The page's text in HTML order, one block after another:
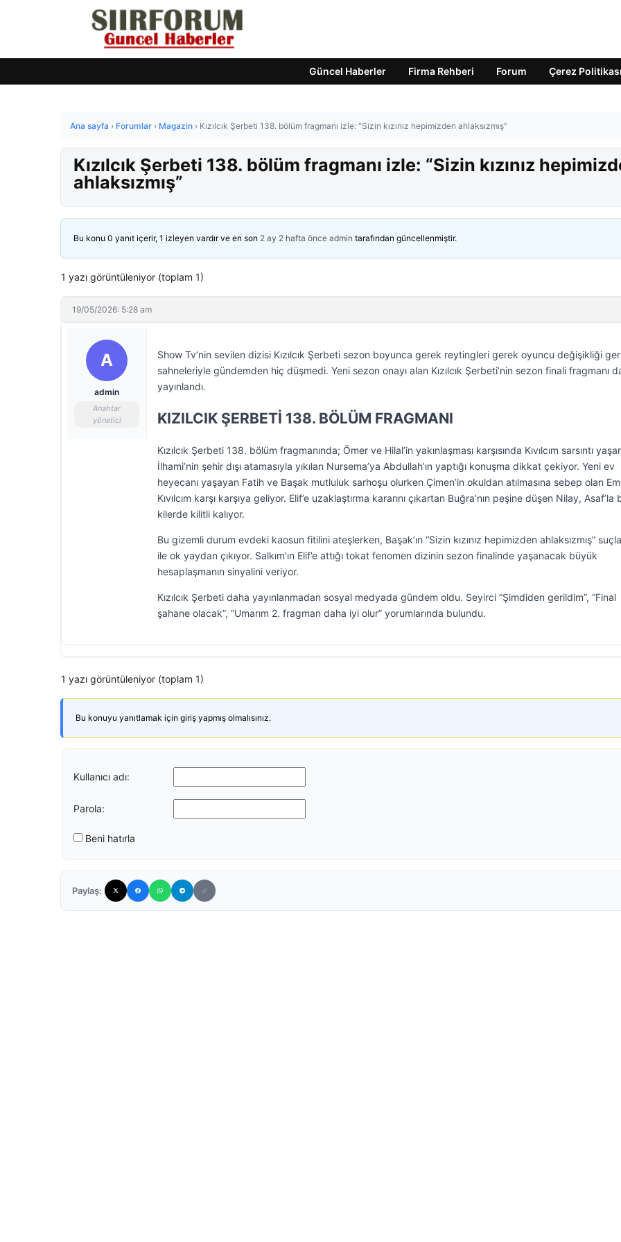
Güncel Haberler Firma Rehberi Forum Çerez Politikası
Ana sayfa › Forumlar › Magazin › Kızılcık Şerbeti 138. bölüm fragmanı izle: “Sizin kızınız hepimizden ahlaksızmış”
Kızılcık Şerbeti 138. bölüm fragmanı izle: “Sizin kızınız
ahlaksızmış”
Bu konu 0 yanıt içerir, 1 izleyen vardır ve en son 2 ay 2 hafta önce admin tarafından güncellenmiştir.
1 yazı görüntüleniyor (toplam 1)
19/05/2026: 5:28 am
A
admin
Anahtar
yönetici
Show Tv’nin sevilen dizisi Kızılcık Şerbeti sezon boyunca gerek reytingleri gerek oyuncu değişikliği
sahneleriyle gündemden hiç düşmedi. Yeni sezon onayı alan Kızılcık Şerbeti’nin sezon finali fragmanı
yayınlandı.
KIZILCIK ŞERBETİ 138. BÖLÜM FRAGMANI
Kızılcık Şerbeti 138. bölüm fragmanında; Ömer ve Hilal’in yakınlaşması karşısında Kıvılcım sarsıntı
İlhami’nin şehir dışı atamasıyla yıkılan Nursema’ya Abdullah’ın yaptığı konuşma dikkat çekiyor. Yeni ev
heyecanı yaşayan Fatih ve Başak mutluluk sarhoşu olurken Çimen’in okuldan atılmasına sebep olan
Kıvılcım karşı karşıya geliyor. Elif’e uzaklaştırma kararını çıkartan Buğra’nın peşine düşen Nilay, Asaf’la
kilerde kilitli kalıyor.
Bu gizemli durum evdeki kaosun fitilini ateşlerken, Başak’ın “Sizin kızınız hepimizden ahlaksızmış”
ile ok yaydan çıkıyor. Salkım’ın Elif’e attığı tokat fenomen dizinin sezon finalinde yaşanacak büyük
hesaplaşmanın sinyalini veriyor.
Kızılcık Şerbeti daha yayınlanmadan sosyal medyada gündem oldu. Seyirci “Şimdiden gerildim”, “Final
şahane olacak”, “Umarım 2. fragman daha iyi olur” yorumlarında bulundu.
1 yazı görüntüleniyor (toplam 1)
Bu konuyu yanıtlamak için giriş yapmış olmalısınız.
Kullanıcı adı:
Parola:
Beni hatırla
Paylaş: